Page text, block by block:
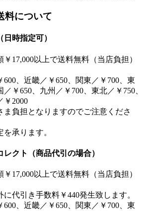
料について
時指定可）
17,000以上で送料無料（当店負担）
600、近畿／￥650、関東／￥700、東
￥650、九州／￥700、東北／￥750、
￥2000
負担となりますのでご注意くださ
承ります。
レクト（商品代引の場合）
17,000以上で送料無料（当店負担）
代引き手数料￥440発生致します。
600、近畿／￥650、関東／￥700、東